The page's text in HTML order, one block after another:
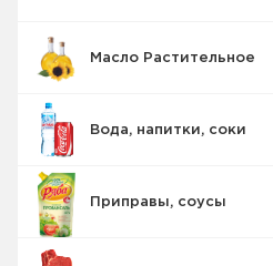
Масло Растительное
Вода, напитки, соки
Приправы, соусы